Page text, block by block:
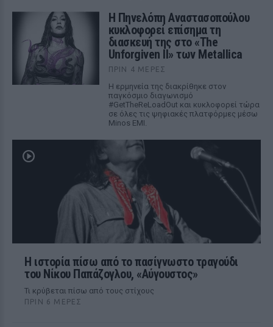
Η Πηνελόπη Αναστασοπούλου
κυκλοφορεί επίσημα τη
διασκευή της στο «The
Unforgiven II» των Metallica
ΠΡΙΝ 4 ΜΈΡΕΣ
Η ερμηνεία της διακρίθηκε στον
παγκόσμιο διαγωνισμό
#GetTheReLoadOut και κυκλοφορεί τώρα
σε όλες τις ψηφιακές πλατφόρμες μέσω
Minos EMI.
Η ιστορία πίσω από το πασίγνωστο τραγούδι
του Νίκου Παπάζογλου, «Αύγουστος»
Τι κρύβεται πίσω από τους στίχους
ΠΡΙΝ 6 ΜΈΡΕΣ